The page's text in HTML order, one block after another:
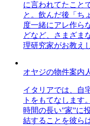
に言われてたこと
と。飲んだ後「ち
度一緒にアレ作ら
どなど、さまざま
理研究家がお教え
オヤジの物件案内
イタリアでは、自
トをもてなします
時間の長い”家”に
結することを彼ら